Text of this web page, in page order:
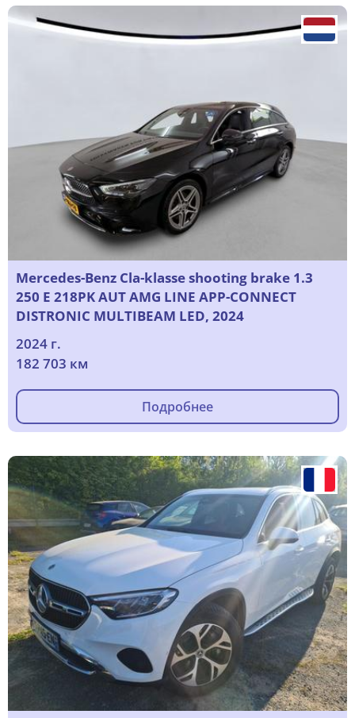
Mercedes-Benz Cla-klasse shooting brake 1.3
250 E 218PK AUT AMG LINE APP-CONNECT
DISTRONIC MULTIBEAM LED, 2024
2024 г.
182 703 км
Подробнее